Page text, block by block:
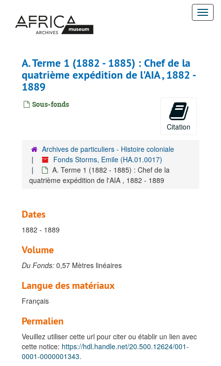
contenu
A. Terme 1 (1882 - 1885) : Chef de la
quatrième expédition de l'AIA , 1882 -
1889
Sous-fonds
Citation
Archives de particuliers - Histoire coloniale
Fonds Storms, Emile (HA.01.0017)
A. Terme 1 (1882 - 1885) : Chef de la
quatrième expédition de l'AIA , 1882 - 1889
Dates
1882 - 1889
Volume
Du Fonds: 0,57 Mètres linéaires
Langue des matériaux
Français
Permalien
Veuillez utiliser cette url pour citer ou établir un lien avec
cette notice: https://hdl.handle.net/20.500.12624/001-
0001-0000001343.